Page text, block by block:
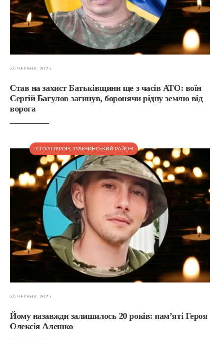
30 ЧЕРВНЯ, 2025
Став на захист Батьківщини ще з часів АТО: воїн
Сергій Багулов загинув, боронячи рідну землю від
ворога
ІСТОРІЇ ГЕРОЇВ, ТУЛЬЧИНСЬКИЙ РАЙОН
30 ЧЕРВНЯ, 2025
Йому назавжди залишилось 20 років: пам’яті Героя
Олексія Алешко